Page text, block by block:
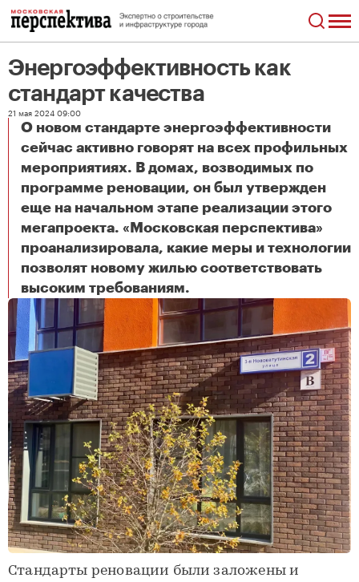
Энергоэффективность как
стандарт качества
21 мая 2024 09:00
О новом стандарте энергоэффективности
сейчас активно говорят на всех профильных
мероприятиях. В домах, возводимых по
программе реновации, он был утвержден
еще на начальном этапе реализации этого
мегапроекта. «Московская перспектива»
проанализировала, какие меры и технологии
позволят новому жилью соответствовать
высоким требованиям.
Энергоэффективность как стандарт качества
Стандарты реновации были заложены и